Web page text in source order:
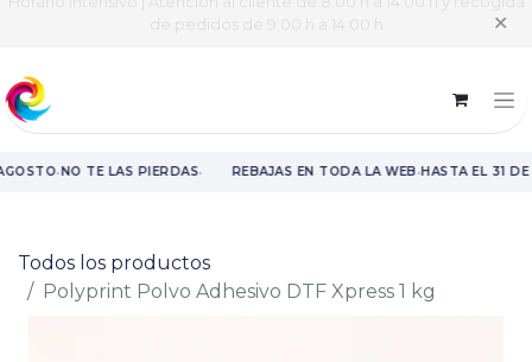
Horario intensivo | Atención al cliente de 8:00 h a 14:00 h y recogida
de pedidos de 9:00 h a 14:00 h
✕
·NO TE LAS PIERDAS· REBAJAS EN TODA LA WEB·HASTA EL 31 DE
Todos los productos
Polyprint Polvo Adhesivo DTF Xpress 1 kg